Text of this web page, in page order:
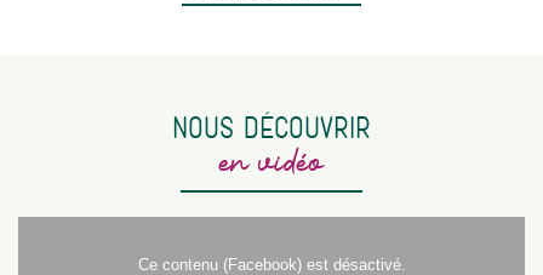
NOUS DÉCOUVRIR
en vidéo
Ce contenu (Facebook) est désactivé.